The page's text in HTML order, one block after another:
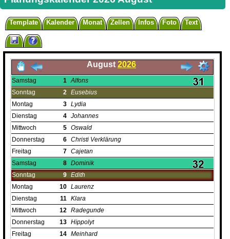
Template Kalender Monat Zellen Infos Foto Text
August 2026
Samstag 1 Alfons
Sonntag
2 Eusebius
Montag
3 Lydia
Dienstag
4 Johannes
Mittwoch
5 Oswald
Donnerstag
6 Christi Verklärung
Freitag
7 Cajetan
Samstag
8 Dominik
Sonntag
9 Edith
Montag
10 Laurenz
Dienstag
11 Klara
Mittwoch
12 Radegunde
Donnerstag
13 Hippolyt
Freitag
14 Meinhard